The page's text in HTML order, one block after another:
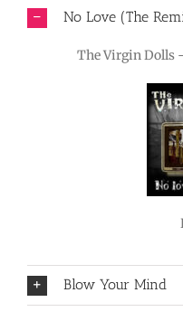
No Love (The
The Virgin Dolls
Blow Your Mind